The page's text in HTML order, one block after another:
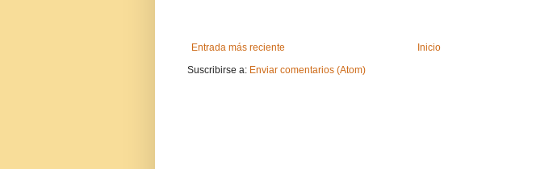
Entrada más reciente
Inicio
Suscribirse a: Enviar comentarios (Atom)